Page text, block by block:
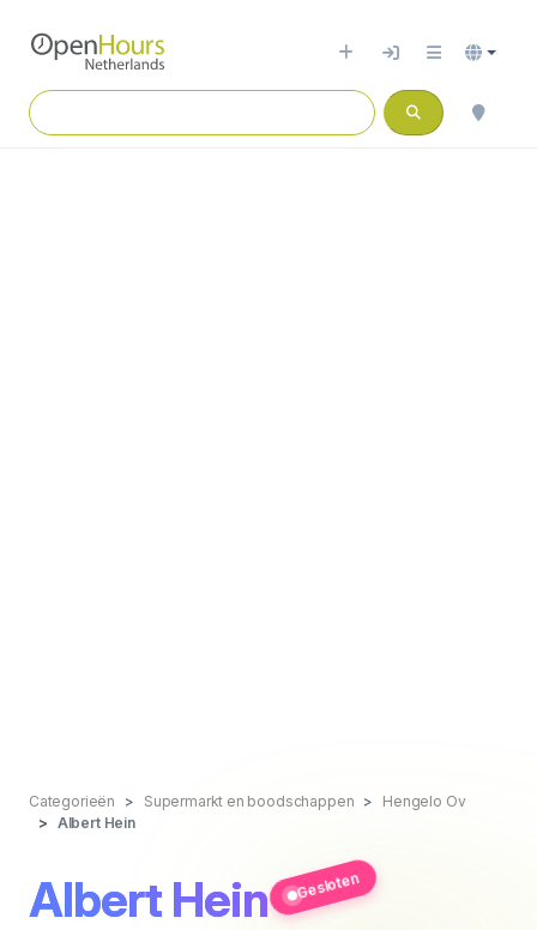
Categorieën Supermarkt en boodschappen
Hengelo Ov
Albert Hein
Albert Hein Gesloten